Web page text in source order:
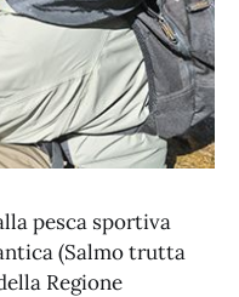
pesca sportiva
(Salmo trutta
Regione